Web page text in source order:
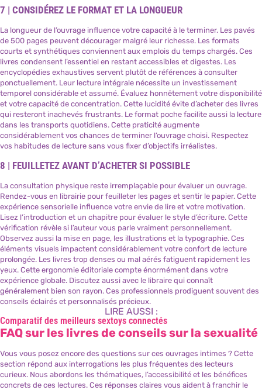
7 | CONSIDÉREZ LE FORMAT ET LA LONGUEUR
La longueur de l’ouvrage influence votre capacité à le terminer. Les pavés
de 500 pages peuvent décourager malgré leur richesse. Les formats
courts et synthétiques conviennent aux emplois du temps chargés. Ces
livres condensent l’essentiel en restant accessibles et digestes. Les
encyclopédies exhaustives servent plutôt de références à consulter
ponctuellement. Leur lecture intégrale nécessite un investissement
temporel considérable et assumé. Évaluez honnêtement votre disponibilité
et votre capacité de concentration. Cette lucidité évite d’acheter des livres
qui resteront inachevés frustrants. Le format poche facilite aussi la lecture
dans les transports quotidiens. Cette praticité augmente
considérablement vos chances de terminer l’ouvrage choisi. Respectez
vos habitudes de lecture sans vous fixer d’objectifs irréalistes.
8 | FEUILLETEZ AVANT D’ACHETER SI POSSIBLE
La consultation physique reste irremplaçable pour évaluer un ouvrage.
Rendez-vous en librairie pour feuilleter les pages et sentir le papier. Cette
expérience sensorielle influence votre envie de lire et votre motivation.
Lisez l’introduction et un chapitre pour évaluer le style d’écriture. Cette
vérification révèle si l’auteur vous parle vraiment personnellement.
Observez aussi la mise en page, les illustrations et la typographie. Ces
éléments visuels impactent considérablement votre confort de lecture
prolongée. Les livres trop denses ou mal aérés fatiguent rapidement les
yeux. Cette ergonomie éditoriale compte énormément dans votre
expérience globale. Discutez aussi avec le libraire qui connaît
généralement bien son rayon. Ces professionnels prodiguent souvent des
conseils éclairés et personnalisés précieux.
LIRE AUSSI :
Comparatif des meilleurs sextoys connectés
FAQ sur les livres de conseils sur la sexualité
Vous vous posez encore des questions sur ces ouvrages intimes ? Cette
section répond aux interrogations les plus fréquentes des lecteurs
curieux. Nous abordons les thématiques, l’accessibilité et les bénéfices
concrets de ces lectures. Ces réponses claires vous aident à franchir le